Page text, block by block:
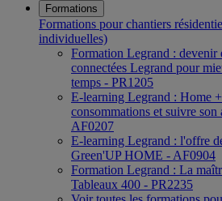
Formations
Formations pour chantiers
individuelles)
Formation Legrand : devenir
connectées Legrand pour
temps - PR1205
E-learning Legrand : Home
consommations et suivre
AF0207
E-learning Legrand : l'offre
Green'UP HOME - AF0904
Formation Legrand : La
Tableaux 400 - PR2235